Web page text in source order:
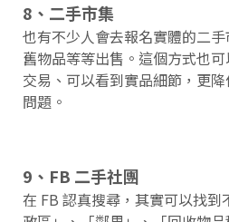
8、二手市集
也有不少人會去報名實體的二
舊物品等等出售。這個方式也
交易、可以看到實品細節，更
問題。
9、FB 二手社團
在 FB 認真搜尋，其實可以找